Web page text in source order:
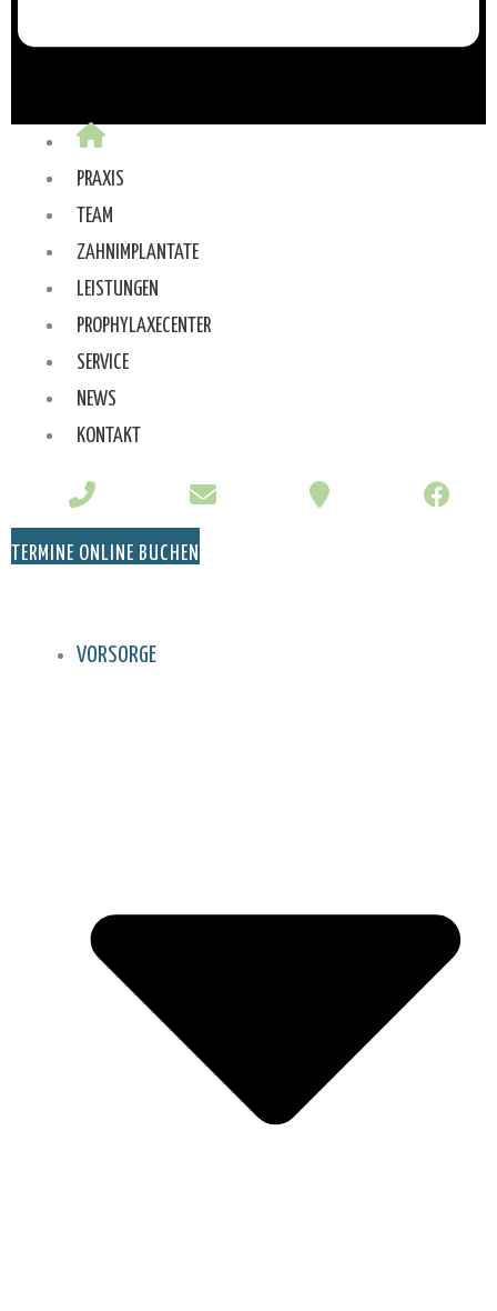
PRAXIS
TEAM
ZAHNIMPLANTATE
LEISTUNGEN
PROPHYLAXECENTER
SERVICE
NEWS
KONTAKT
TERMINE ONLINE BUCHEN
VORSORGE